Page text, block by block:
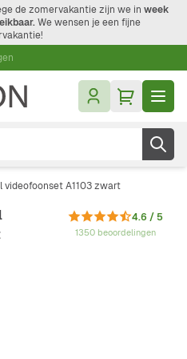
de zomervakantie zijn we in week
We wensen je een fijne
videofoonset A1103 zwart
4.6 / 5
1350 beoordelingen